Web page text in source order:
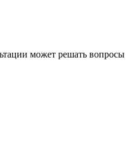
может решать вопросы